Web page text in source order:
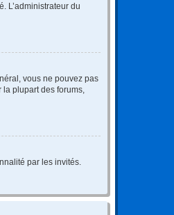
L’administrateur du
vous ne pouvez pas
plupart des forums,
par les invités.